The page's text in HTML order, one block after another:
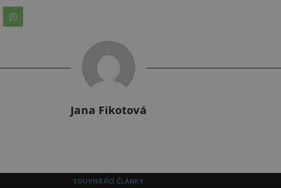
Jana Fikotová
SOUVISEJÍCÍ ČLÁNKY